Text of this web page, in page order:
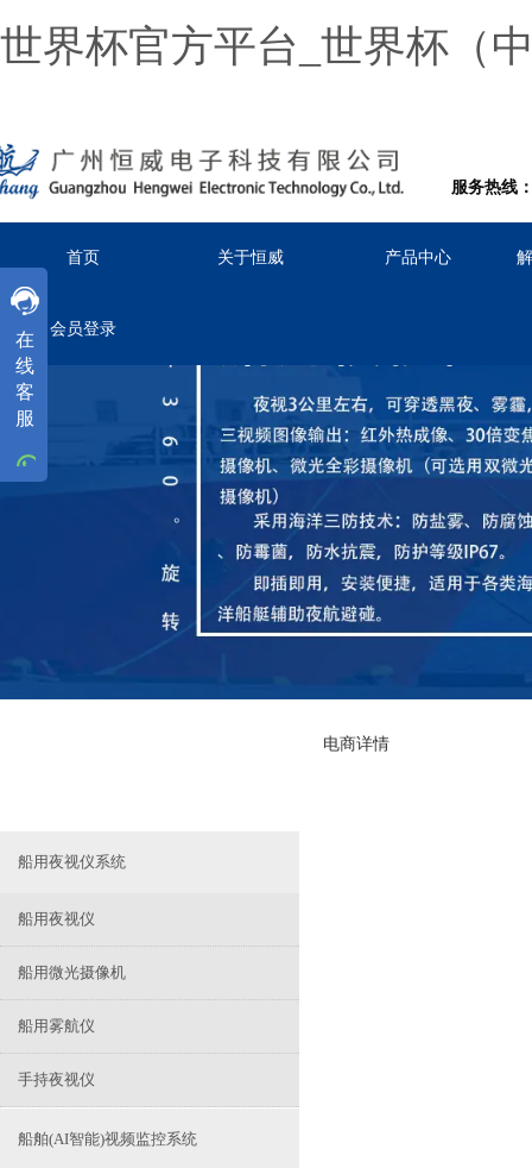
世界杯官方平台_世界杯（
服务热线
在
线
客
服
客服
工作时间
周一
首页 关于恒威 产品中心
会员登录
船用夜视仪系统
船用夜视仪
船用微光摄像机
船用雾航仪
手持夜视仪
船舶(AI智能)视频监控系统
电商详情